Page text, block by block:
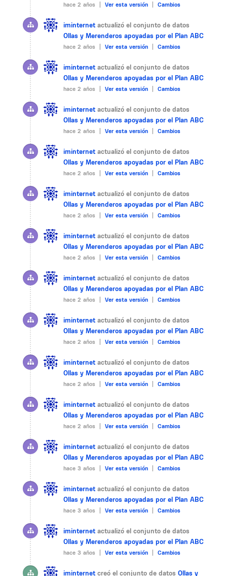
hace 2 años | Ver esta versión Cambios
iminternet actualizó el conjunto de datos
Ollas y Merenderos apoyadas por el Plan ABC
hace 2 años | Ver esta versión Cambios
iminternet actualizó el conjunto de datos
Ollas y Merenderos apoyadas por el Plan ABC
hace 2 años | Ver esta versión Cambios
iminternet actualizó el conjunto de datos
Ollas y Merenderos apoyadas por el Plan ABC
hace 2 años | Ver esta versión Cambios
iminternet actualizó el conjunto de datos
Ollas y Merenderos apoyadas por el Plan ABC
hace 2 años | Ver esta versión Cambios
iminternet actualizó el conjunto de datos
Ollas y Merenderos apoyadas por el Plan ABC
hace 2 años | Ver esta versión Cambios
iminternet actualizó el conjunto de datos
Ollas y Merenderos apoyadas por el Plan ABC
hace 2 años | Ver esta versión Cambios
iminternet actualizó el conjunto de datos
Ollas y Merenderos apoyadas por el Plan ABC
hace 2 años | Ver esta versión Cambios
iminternet actualizó el conjunto de datos
Ollas y Merenderos apoyadas por el Plan ABC
hace 2 años | Ver esta versión Cambios
iminternet actualizó el conjunto de datos
Ollas y Merenderos apoyadas por el Plan ABC
hace 2 años | Ver esta versión Cambios
iminternet actualizó el conjunto de datos
Ollas y Merenderos apoyadas por el Plan ABC
hace 2 años | Ver esta versión Cambios
iminternet actualizó el conjunto de datos
Ollas y Merenderos apoyadas por el Plan ABC
hace 3 años | Ver esta versión Cambios
iminternet actualizó el conjunto de datos
Ollas y Merenderos apoyadas por el Plan ABC
hace 3 años | Ver esta versión Cambios
iminternet actualizó el conjunto de datos
Ollas y Merenderos apoyadas por el Plan ABC
hace 3 años | Ver esta versión Cambios
iminternet creó el conjunto de datos Ollas y